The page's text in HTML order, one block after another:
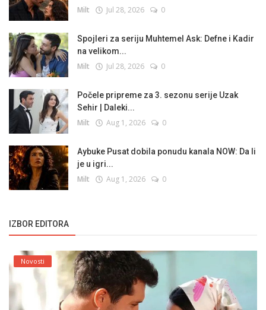
Milt Jul 28, 2026 0
Spojleri za seriju Muhtemel Ask: Defne i Kadir
na velikom...
Milt Jul 28, 2026 0
Počele pripreme za 3. sezonu serije Uzak
Sehir | Daleki...
Milt Aug 1, 2026 0
Aybuke Pusat dobila ponudu kanala NOW: Da li
je u igri...
Milt Aug 1, 2026 0
IZBOR EDITORA
Novosti